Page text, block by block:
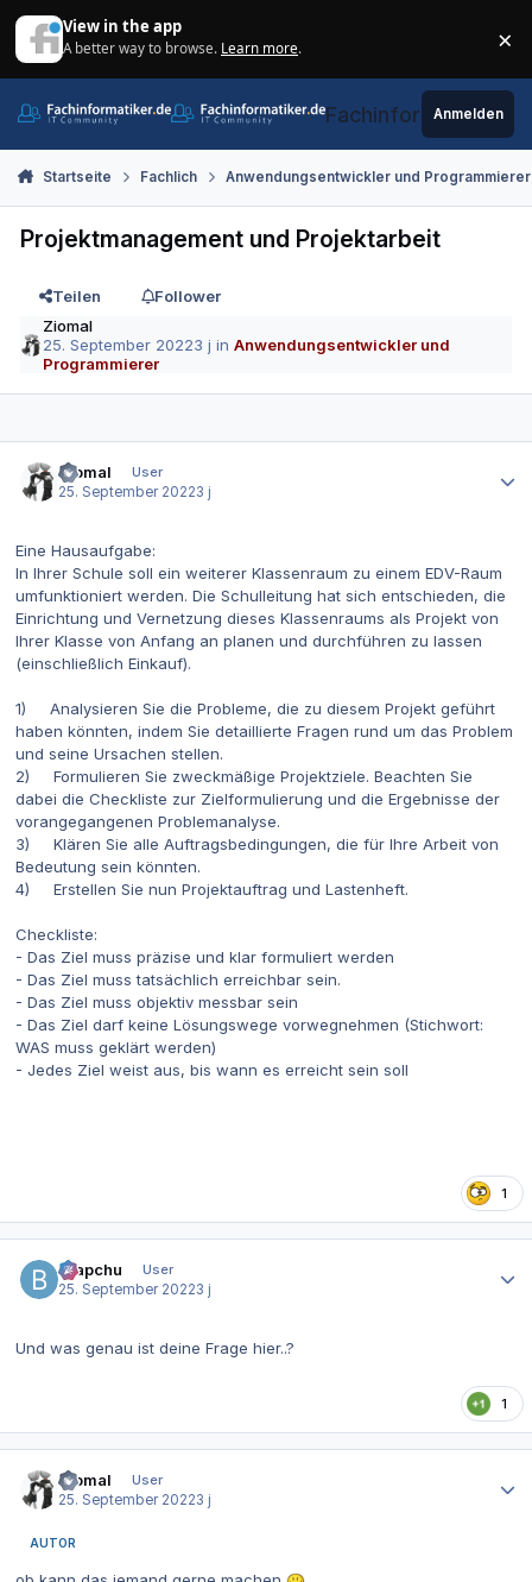
View in the app
A better way to browse. Learn more. ×
Fachinformatiker.de
Anmelden
Startseite Fachlich Anwendungsentwickler und Programmierer
Projektmanagement und Projektarbeit
Teilen
Follower
Ziomal
25. September 20223 j inAnwendungsentwickler und
Programmierer
Ziomal
User
25. September 20223 j
Eine Hausaufgabe:
In Ihrer Schule soll ein weiterer Klassenraum zu einem EDV-Raum
umfunktioniert werden. Die Schulleitung hat sich entschieden, die
Einrichtung und Vernetzung dieses Klassenraums als Projekt von
Ihrer Klasse von Anfang an planen und durchführen zu lassen
(einschließlich Einkauf).
1) Analysieren Sie die Probleme, die zu diesem Projekt geführt
haben könnten, indem Sie detaillierte Fragen rund um das Problem
und seine Ursachen stellen.
2) Formulieren Sie zweckmäßige Projektziele. Beachten Sie
dabei die Checkliste zur Zielformulierung und die Ergebnisse der
vorangegangenen Problemanalyse.
3) Klären Sie alle Auftragsbedingungen, die für Ihre Arbeit von
Bedeutung sein könnten.
4) Erstellen Sie nun Projektauftrag und Lastenheft.
Checkliste:
- Das Ziel muss präzise und klar formuliert werden
- Das Ziel muss tatsächlich erreichbar sein.
- Das Ziel muss objektiv messbar sein
- Das Ziel darf keine Lösungswege vorwegnehmen (Stichwort:
WAS muss geklärt werden)
- Jedes Ziel weist aus, bis wann es erreicht sein soll
1
Brapchu
User
25. September 20223 j
Und was genau ist deine Frage hier..?
1
Ziomal
User
25. September 20223 j
AUTOR